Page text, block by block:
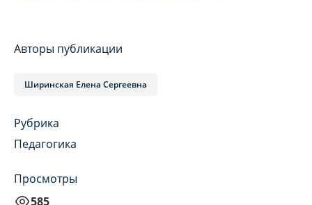
Авторы публикации
Ширинская Елена Сергеевна
Рубрика
Педагогика
Просмотры
585